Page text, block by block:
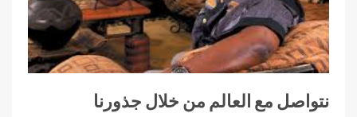
نتواصل مع العالم من خلال جذورنا